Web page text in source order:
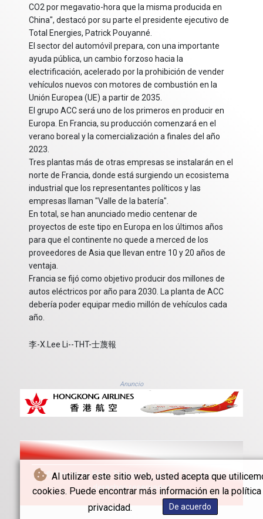
Al utilizar este sitio web, usted acepta que
cookies. Puede encontrar más información en la política
privacidad.
De acuerdo
CO2 por megavatio-hora que la misma producida en
China", destacó por su parte el presidente ejecutivo de
Total Energies, Patrick Pouyanné.
El sector del automóvil prepara, con una importante
ayuda pública, un cambio forzoso hacia la
electrificación, acelerado por la prohibición de vender
vehículos nuevos con motores de combustión en la
Unión Europea (UE) a partir de 2035.
El grupo ACC será uno de los primeros en producir en
Europa. En Francia, su producción comenzará en el
verano boreal y la comercialización a finales del año
2023.
Tres plantas más de otras empresas se instalarán en el
norte de Francia, donde está surgiendo un ecosistema
industrial que los representantes políticos y las
empresas llaman "Valle de la batería".
En total, se han anunciado medio centenar de
proyectos de este tipo en Europa en los últimos años
para que el continente no quede a merced de los
proveedores de Asia que llevan entre 10 y 20 años de
ventaja.
Francia se fijó como objetivo producir dos millones de
autos eléctricos por año para 2030. La planta de ACC
debería poder equipar medio millón de vehículos cada
año.
李-X.Lee Li--THT-士蔑報
Anuncio
© The Hong Kong Telegraph - 2026 - Todos los
derechos reservados